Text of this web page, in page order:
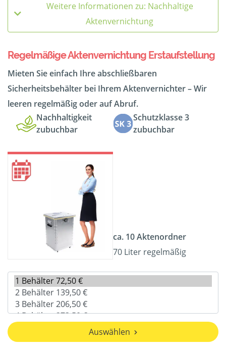
Weitere Informationen zu: Nachhaltige
Aktenvernichtung
Regelmäßige Aktenvernichtung Erstaufstellung
Mieten Sie einfach Ihre abschließbaren
Sicherheitsbehälter bei Ihrem Aktenvernichter – Wir
leeren regelmäßig oder auf Abruf.
Nachhaltigkeit
zubuchbar
Schutzklasse 3
zubuchbar
ca. 10 Aktenordner
70 Liter regelmäßig
Auswählen